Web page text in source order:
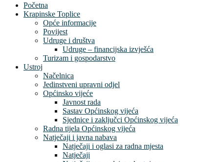
Početna
Krapinske Toplice
Opće informacije
Povijest
Udruge i društva
Udruge – financijska izvješća
Turizam i gospodarstvo
Ustroj
Načelnica
Jedinstveni upravni odjel
Općinsko vijeće
Javnost rada
Sastav Općinskog vijeća
Sjednice i zaključci Općinskog vijeća
Radna tijela Općinskog vijeća
Natječaji i javna nabava
Natječaji i oglasi za radna mjesta
Natječaji